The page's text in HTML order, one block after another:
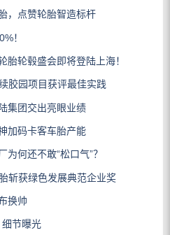
，点赞轮胎智造标杆
！
胎轮毂盛会即将登陆上海！
胶园项目获评最佳实践
集团交出亮眼业绩
加码卡客车胎产能
何还不敢“松口气”？
斩获绿色发展典范企业奖
换帅
节曝光